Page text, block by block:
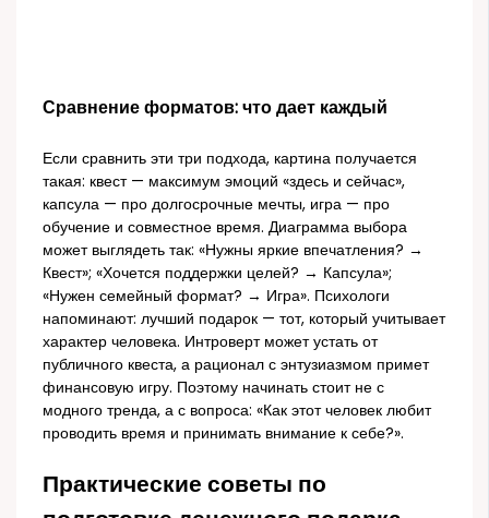
Сравнение форматов: что дает каждый
Если сравнить эти три подхода, картина получается
такая: квест — максимум эмоций «здесь и сейчас»,
капсула — про долгосрочные мечты, игра — про
обучение и совместное время. Диаграмма выбора
может выглядеть так: «Нужны яркие впечатления? →
Квест»; «Хочется поддержки целей? → Капсула»;
«Нужен семейный формат? → Игра». Психологи
напоминают: лучший подарок — тот, который учитывает
характер человека. Интроверт может устать от
публичного квеста, а рационал с энтузиазмом примет
финансовую игру. Поэтому начинать стоит не с
модного тренда, а с вопроса: «Как этот человек любит
проводить время и принимать внимание к себе?».
Практические советы по